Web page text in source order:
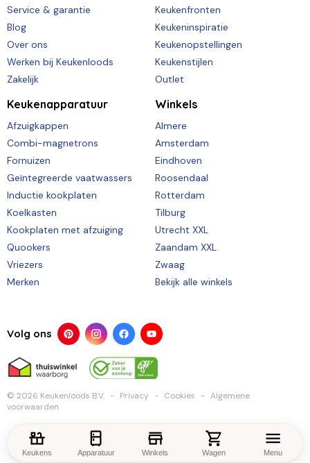
Keukens Apparatuur Winkels Wagen Menu
Service & garantie
Blog
Over ons
Werken bij Keukenloods
Zakelijk
Keukenfronten
Keukeninspiratie
Keukenopstellingen
Keukenstijlen
Outlet
Keukenapparatuur
Afzuigkappen
Combi-magnetrons
Fornuizen
Geïntegreerde vaatwassers
Inductie kookplaten
Koelkasten
Kookplaten met afzuiging
Quookers
Vriezers
Merken
Winkels
Almere
Amsterdam
Eindhoven
Roosendaal
Rotterdam
Tilburg
Utrecht XXL
Zaandam XXL
Zwaag
Bekijk alle winkels
Volg ons
© 2026 Keukenloods B.V. Privacy Cookies
Algemene
voorwaarden